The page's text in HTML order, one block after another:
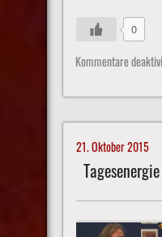
0
Kommentare
21. Oktober 2015